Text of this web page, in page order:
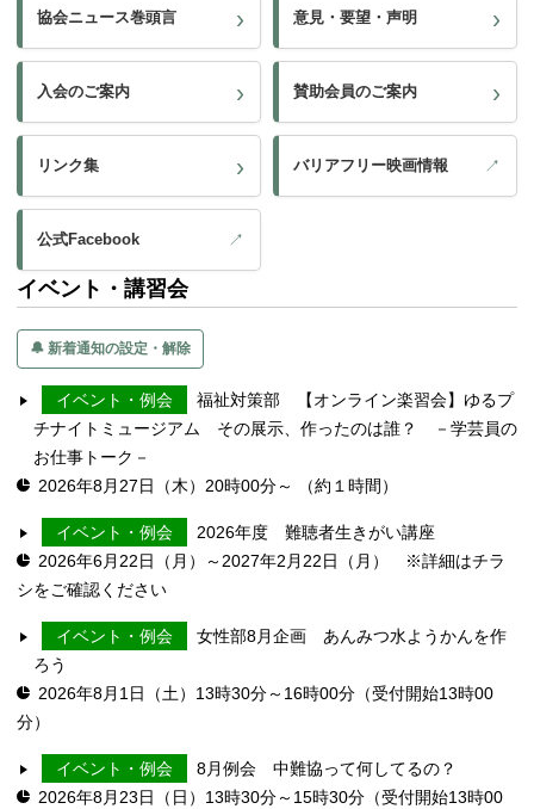
イベント・講習会
🔔 新着通知の設定・解除
イベント・例会
福祉対策部 【オンライン楽習会】ゆるプ
チナイトミュージアム その展示、作ったのは誰？ －学芸員の
お仕事トーク－
2026年8月27日（木）20時00分～ （約１時間）
イベント・例会
2026年度 難聴者生きがい講座
2026年6月22日（月）～2027年2月22日（月） ※詳細はチラ
シをご確認ください
イベント・例会
女性部8月企画 あんみつ水ようかんを作
ろう
2026年8月1日（土）13時30分～16時00分（受付開始13時00
分）
イベント・例会
8月例会 中難協って何してるの？
2026年8月23日（日）13時30分～15時30分（受付開始13時00
協会ニュース巻頭言 意見・要望・声明
入会のご案内 賛助会員のご案内
リンク集 バリアフリー映画情報
公式Facebook